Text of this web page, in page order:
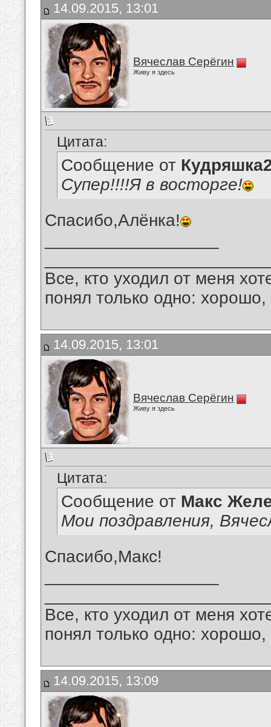
14.09.2015, 13:01
Вячеслав Серёгин
Живу я здесь
Цитата:
Сообщение от
Супер!!!!Я в восторге!
Спасибо,Алёнка!
Все, кто уходил от меня
понял только одно:
14.09.2015, 13:01
Вячеслав Серёгин
Живу я здесь
Цитата:
Сообщение от Макс
Мои поздравления,
Спасибо,Макс!
Все, кто уходил от меня
понял только одно:
14.09.2015, 13:09